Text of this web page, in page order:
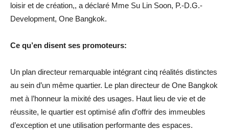
loisir et de création,, a déclaré Mme Su Lin Soon, P.-D.G.-
Development, One Bangkok.
Ce qu’en disent ses promoteurs:
Un plan directeur remarquable intégrant cinq réalités distinctes
au sein d’un même quartier. Le plan directeur de One Bangkok
met à l’honneur la mixité des usages. Haut lieu de vie et de
réussite, le quartier est optimisé afin d’offrir des immeubles
d’exception et une utilisation performante des espaces.